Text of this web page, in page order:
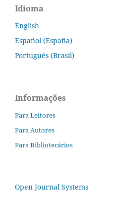
Idioma
English
Español (España)
Português (Brasil)
Informações
Para Leitores
Para Autores
Para Bibliotecários
Open Journal Systems